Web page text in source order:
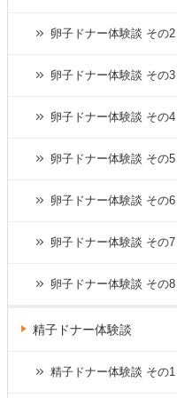
卵子ドナー体験談 その2
卵子ドナー体験談 その3
卵子ドナー体験談 その4
卵子ドナー体験談 その5
卵子ドナー体験談 その6
卵子ドナー体験談 その7
卵子ドナー体験談 その8
精子ドナー体験談
精子ドナー体験談 その1